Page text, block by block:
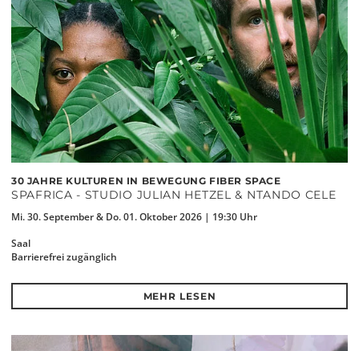
30 JAHRE KULTUREN IN BEWEGUNG FIBER SPACE
SPAFRICA - STUDIO JULIAN HETZEL & NTANDO CELE
Mi. 30. September & Do. 01. Oktober 2026 | 19:30 Uhr
Saal
Barrierefrei zugänglich
MEHR LESEN